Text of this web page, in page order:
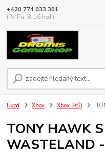
+420 774 033 301
(Po-Pá, 8-16 hod.)
Úvod Xbox Xbox 360
TONY HAWK
WASTELAND